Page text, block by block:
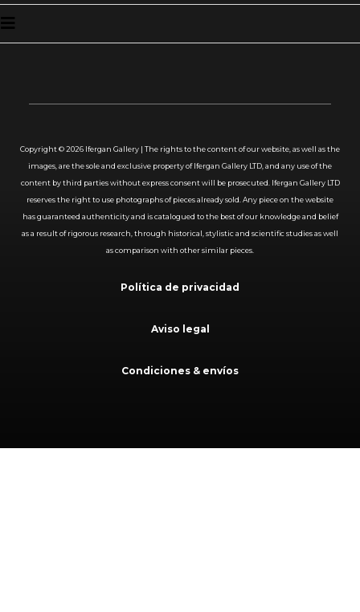
Copyright ©2026 Ifergan Gallery | The rights to the content of our website, as well as the
images, are the sole and exclusive property of Ifergan Gallery LTD, and any use of the
content by third parties without express consent will be prosecuted. Ifergan Gallery LTD
reserves the right to use photographs of pieces already sold. Any piece on the website
has guaranteed authenticity and is catalogued to the best of our knowledge and belief
as a result of rigorous research, through historical, stylistic and scientific studies as well
as comparison with other similar pieces.
Política de privacidad
Aviso legal
Condiciones & envíos